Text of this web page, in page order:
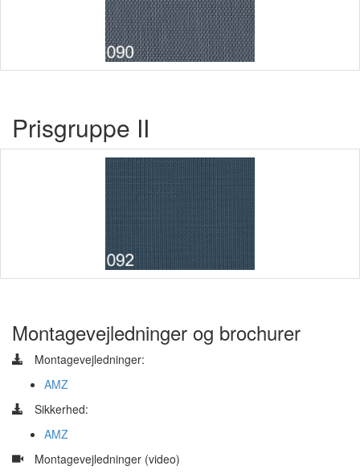
Prisgruppe II
Montagevejledninger og brochurer
Montagevejledninger:
AMZ
Sikkerhed:
AMZ
Montagevejledninger (video)